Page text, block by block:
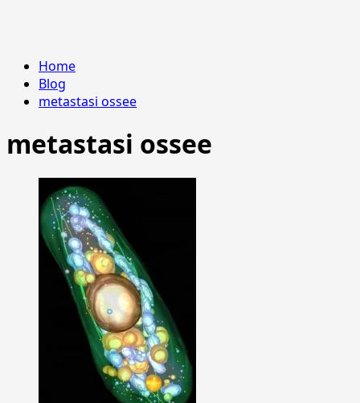
Home
Blog
metastasi ossee
metastasi ossee